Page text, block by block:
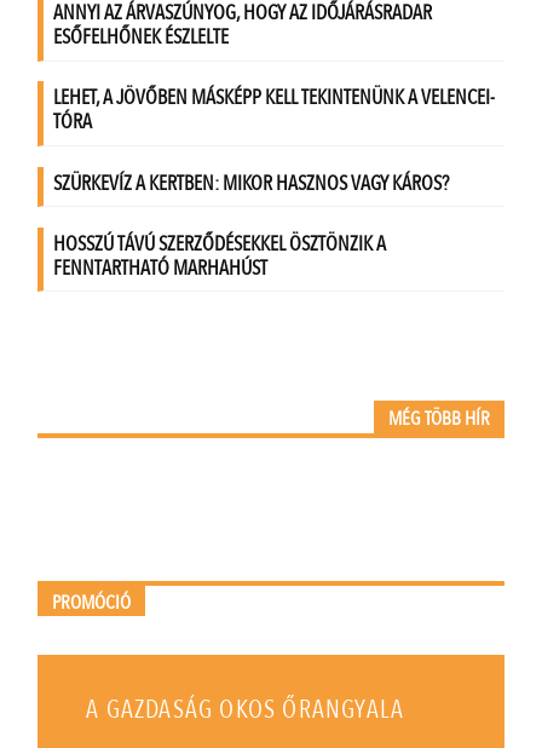
MÉG TÖBB HÍR
PROMÓCIÓ
A GAZDASÁG OKOS ŐRANGYALA